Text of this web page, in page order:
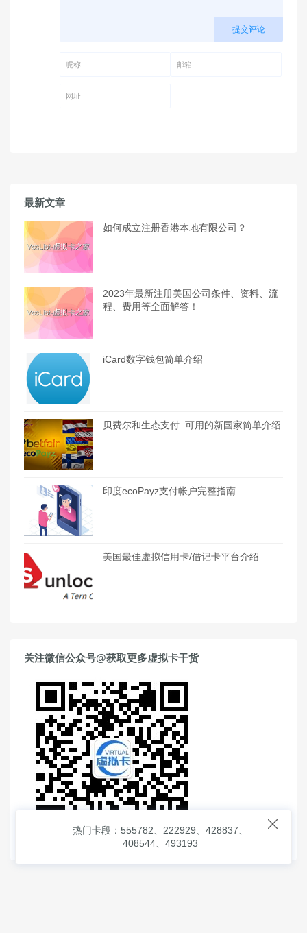
提交评论
最新文章
如何成立注册香港本地有限公司？
2023年最新注册美国公司条件、资料、流
程、费用等全面解答！
iCard数字钱包简单介绍
贝费尔和生态支付–可用的新国家简单介绍
印度ecoPayz支付帐户完整指南
美国最佳虚拟信用卡/借记卡平台介绍
关注微信公众号@获取更多虚拟卡干货

热门卡段：555782、222929、428837、
408544、493193